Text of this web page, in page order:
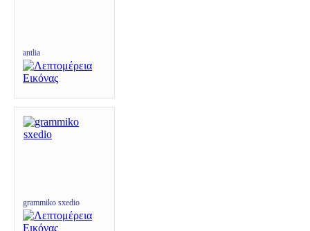
antlia
grammiko sxedio